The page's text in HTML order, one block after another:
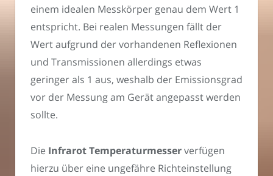
einem idealen Messkörper genau dem Wert 1
entspricht. Bei realen Messungen fällt der
Wert aufgrund der vorhandenen Reflexionen
und Transmissionen allerdings etwas
geringer als 1 aus, weshalb der Emissionsgrad
vor der Messung am Gerät angepasst werden
sollte.
Die Infrarot Temperaturmesserverfügen
hierzu über eine ungefähre Richteinstellung